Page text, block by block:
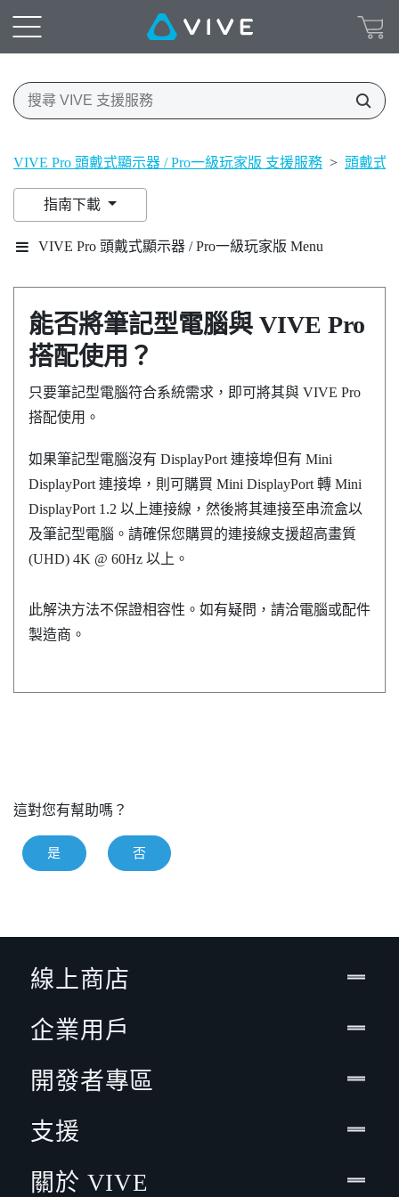
VIVE Pro 頭戴式顯示器 / Pro一級玩家版 支援服務 > 頭戴式
指南下載
VIVE Pro 頭戴式顯示器 / Pro一級玩家版 Menu
能否將筆記型電腦與 VIVE Pro
搭配使用？
只要筆記型電腦符合系統需求，即可將其與 VIVE Pro
搭配使用。
如果筆記型電腦沒有 DisplayPort 連接埠但有 Mini
DisplayPort 連接埠，則可購買 Mini DisplayPort 轉 Mini
DisplayPort 1.2 以上連接線，然後將其連接至串流盒以
及筆記型電腦。請確保您購買的連接線支援超高畫質
(UHD) 4K @ 60Hz 以上。
此解決方法不保證相容性。如有疑問，請洽電腦或配件
製造商。
這對您有幫助嗎？
是 否
線上商店
企業用戶
開發者專區
支援
關於 VIVE